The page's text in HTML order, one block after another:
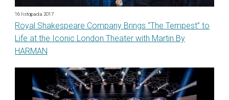
16 listopada 2017
Royal Shakespeare Company Brings “The Tempest” to
Life at the Iconic London Theater with Martin By
HARMAN